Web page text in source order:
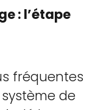
: l’étape
fréquentes
de